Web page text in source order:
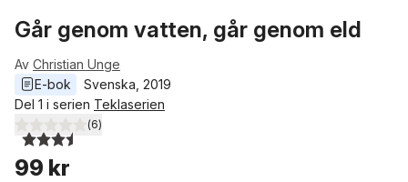
Går genom vatten, går genom eld
Av Christian Unge
E-bok
Svenska 2019
Del 1 i serien Teklaserien
3,5utav 5 stjärnor. Totalt antal röster:
(6)
99 kr